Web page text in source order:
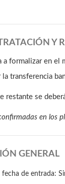
Y
formalizar en el
transferencia
restante se
en los
GENERAL
de entrada: